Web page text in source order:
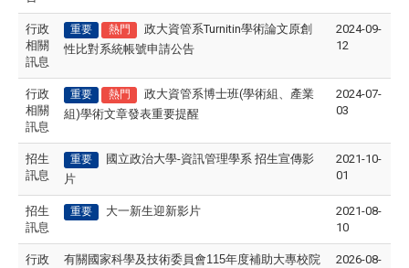
行政
相關
訊息
重要 熱門
政大資管系Turnitin學術論文原創
性比對系統帳號申請公告
2024-09-
12
行政
相關
訊息
重要 熱門
政大資管系博士班(學術組、產業
組)學術文章發表重要提醒
2024-07-
03
招生
訊息
重要 國立政治大學-資訊管理學系 招生宣傳影
片
2021-10-
01
招生
訊息
重要 大一新生迎新影片
2021-08-
10
行政
有關國家科學及技術委員會115年度補助大專校院
2026-08-